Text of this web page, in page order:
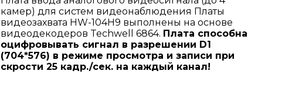
камер) для систем видеонаблюдения Платы
видеозахвата HW-104H9 выполнены на основе
видеодекодеров Techwell 6864. Плата способна
оцифровывать сигнал в разрешении D1
(704*576) в режиме просмотра и записи при
скрости 25 кадр./сек. на каждый канал!